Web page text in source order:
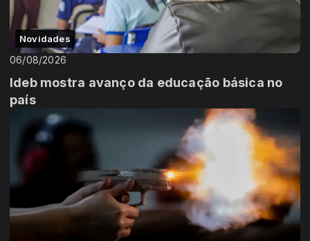
Novidades
06/08/2026
Ideb mostra avanço da educação básica no
país